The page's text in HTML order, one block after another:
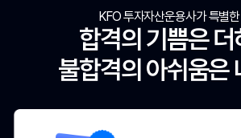
KFO 투자자산운용사가 특별
합격의 기쁨은 더
불합격의 아쉬움은